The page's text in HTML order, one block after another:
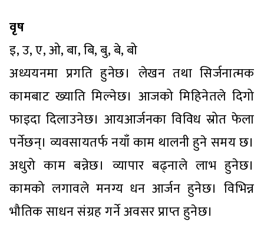
वृष
इ, उ, ए, ओ, बा, बि, बु, बे, बो
अध्ययनमा प्रगति हुनेछ। लेखन तथा सिर्जनात्मक
कामबाट ख्याति मिल्नेछ। आजको मिहिनेतले दिगो
फाइदा दिलाउनेछ। आयआर्जनका विविध स्रोत फेला
पर्नेछन्। व्यवसायतर्फ नयाँ काम थालनी हुने समय छ।
अधुरो काम बन्नेछ। व्यापार बढ्नाले लाभ हुनेछ।
कामको लगावले मनग्य धन आर्जन हुनेछ। विभिन्न
भौतिक साधन संग्रह गर्ने अवसर प्राप्त हुनेछ।